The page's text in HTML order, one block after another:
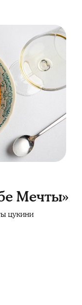
Мечты»
цукини